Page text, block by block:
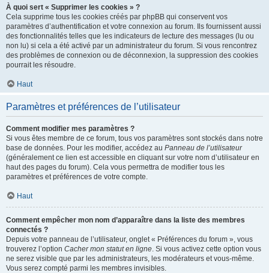
À quoi sert « Supprimer les cookies » ?
Cela supprime tous les cookies créés par phpBB qui conservent vos
paramètres d’authentification et votre connexion au forum. Ils fournissent aussi
des fonctionnalités telles que les indicateurs de lecture des messages (lu ou
non lu) si cela a été activé par un administrateur du forum. Si vous rencontrez
des problèmes de connexion ou de déconnexion, la suppression des cookies
pourrait les résoudre.
Haut
Paramètres et préférences de l’utilisateur
Comment modifier mes paramètres ?
Si vous êtes membre de ce forum, tous vos paramètres sont stockés dans notre
base de données. Pour les modifier, accédez au Panneau de l’utilisateur
(généralement ce lien est accessible en cliquant sur votre nom d’utilisateur en
haut des pages du forum). Cela vous permettra de modifier tous les
paramètres et préférences de votre compte.
Haut
Comment empêcher mon nom d’apparaître dans la liste des membres
connectés ?
Depuis votre panneau de l’utilisateur, onglet « Préférences du forum », vous
trouverez l’option Cacher mon statut en ligne. Si vous activez cette option vous
ne serez visible que par les administrateurs, les modérateurs et vous-même.
Vous serez compté parmi les membres invisibles.